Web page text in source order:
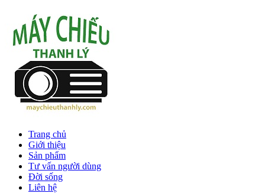
Trang chủ
Giới thiệu
Sản phẩm
Tư vấn người dùng
Đời sống
Liên hệ